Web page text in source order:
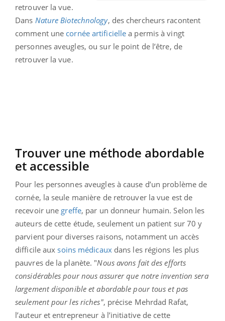
retrouver la vue.
Dans Nature Biotechnology, des chercheurs racontent
comment une cornée artificielle a permis à vingt
personnes aveugles, ou sur le point de l’être, de
retrouver la vue.
Trouver une méthode abordable
et accessible
Pour les personnes aveugles à cause d’un problème de
cornée, la seule manière de retrouver la vue est de
recevoir une greffe, par un donneur humain. Selon les
auteurs de cette étude, seulement un patient sur 70 y
parvient pour diverses raisons, notamment un accès
difficile auxsoins médicauxdans les régions les plus
pauvres de la planète. "Nous avons fait des efforts
considérables pour nous assurer que notre invention sera
largement disponible et abordable pour tous et pas
seulement pour les riches", précise Mehrdad Rafat,
l’auteur et entrepreneur à l’initiative de cette